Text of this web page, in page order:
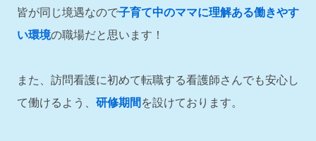
皆が同じ境遇なので子育て中のママに理解ある働きやす
い環境の職場だと思います！
また、訪問看護に初めて転職する看護師さんでも安心し
て働けるよう、 研修期間 を設けております。